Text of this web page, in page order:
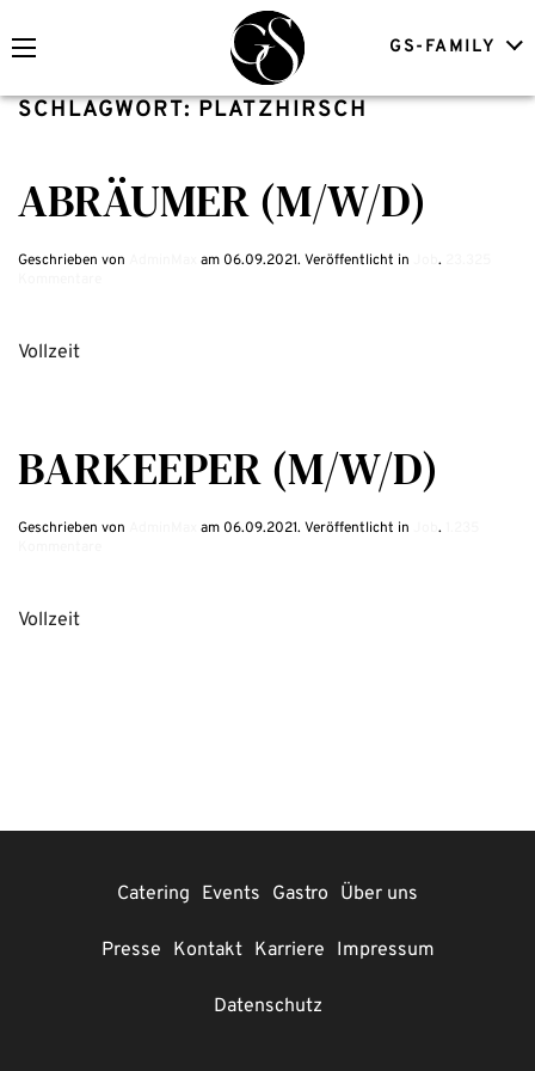
GS-FAMILY
SCHLAGWORT:PLATZHIRSCH
ABRÄUMER (M/W/D)
Geschrieben von am 06.09.2021. Veröffentlicht in .
Vollzeit
BARKEEPER (M/W/D)
Geschrieben von am 06.09.2021. Veröffentlicht in .
Vollzeit
Catering Events Gastro Über uns
Presse Kontakt Karriere Impressum
Datenschutz